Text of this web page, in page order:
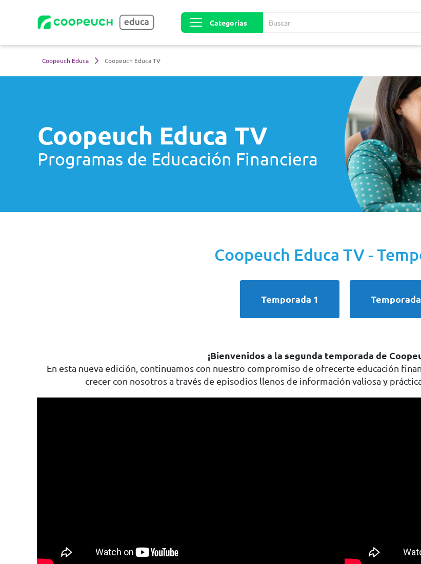
Toggle nav
Coopeuch Educa Coopeuch Educa TV
Coopeuch Educa TV
Programas de Educación Financiera
Coopeuch Educa TV -
Temporada 1
¡Bienvenidos a la segunda temporada de
En esta nueva edición, continuamos con nuestro compromiso de ofrecerte educación
crecer con nosotros a través de episodios llenos de información valiosa y